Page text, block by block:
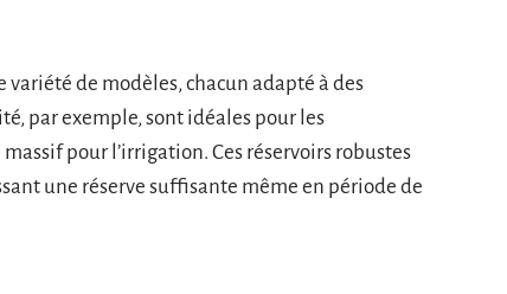
variété de modèles, chacun adapté à des
par exemple, sont idéales pour les
pour l’irrigation. Ces réservoirs robustes
une réserve suffisante même en période de